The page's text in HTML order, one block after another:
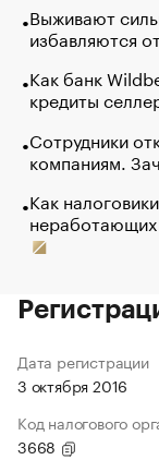
Выживают
избавляются
Как банк
кредиты
Сотрудники
компаниям.
Как
неработающих
Дата регистрации
3 октября 2016
Код налогового
3668